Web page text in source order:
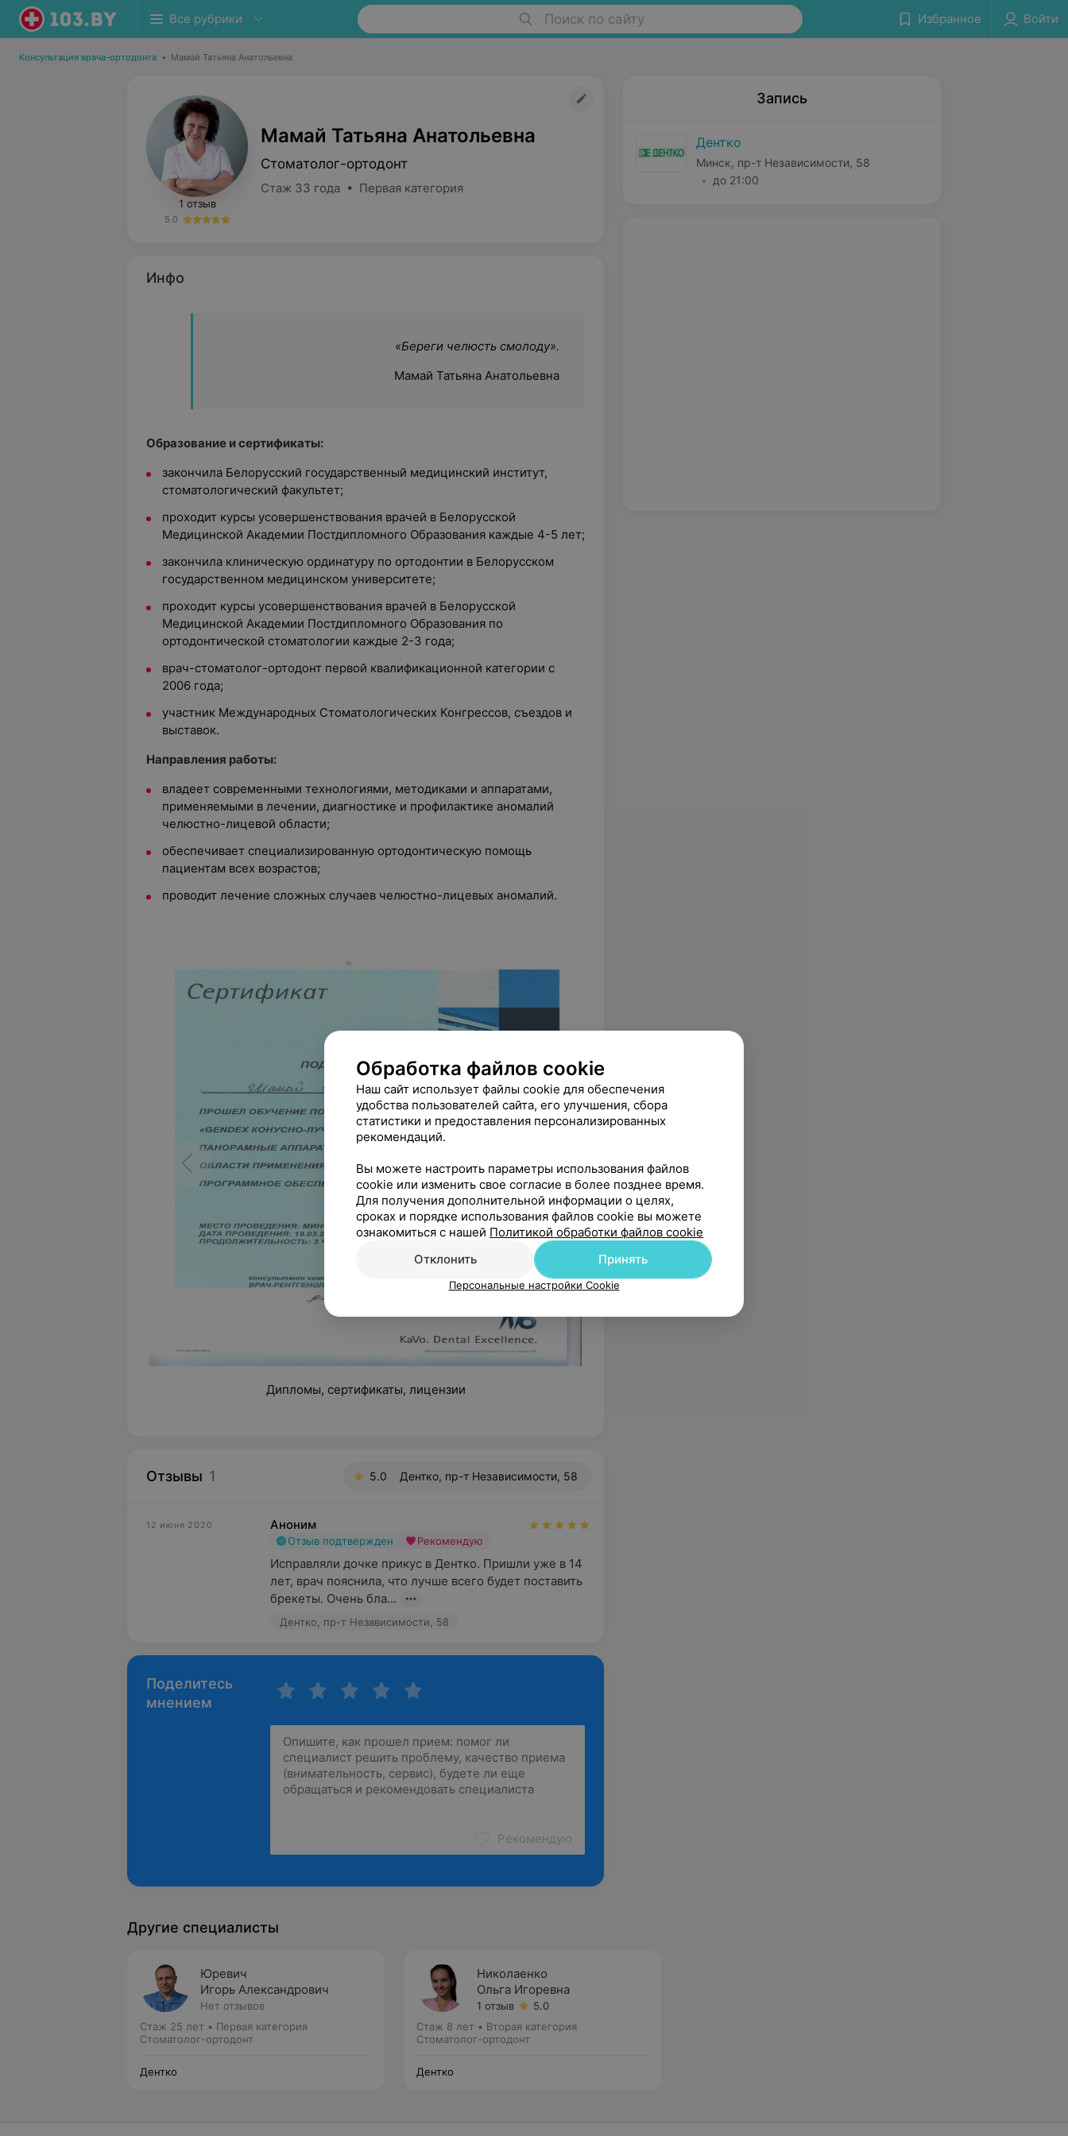
Все рубрики Поиск по сайту Избранное Войти
Консультация врача-ортодонта • Мамай Татьяна Анатольевна
1 отзыв
5.0
Мамай Татьяна Анатольевна
Стоматолог-ортодонт
Стаж 33 года • Первая категория
Инфо
«Береги челюсть смолоду».
Мамай Татьяна Анатольевна
Образование и сертификаты:
закончила Белорусский государственный медицинский институт,
стоматологический факультет;
проходит курсы усовершенствования врачей в Белорусской
Медицинской Академии Постдипломного Образования каждые 4-5 лет;
закончила клиническую ординатуру по ортодонтии в Белорусском
государственном медицинском университете;
проходит курсы усовершенствования врачей в Белорусской
Медицинской Академии Постдипломного Образования по
ортодонтической стоматологии каждые 2-3 года;
врач-стоматолог-ортодонт первой квалификационной категории с
2006 года;
участник Международных Стоматологических Конгрессов, съездов и
выставок.
Направления работы:
владеет современными технологиями, методиками и аппаратами,
применяемыми в лечении, диагностике и профилактике аномалий
челюстно-лицевой области;
обеспечивает специализированную ортодонтическую помощь
пациентам всех возрастов;
проводит лечение сложных случаев челюстно-лицевых аномалий.
Дипломы, сертификаты, лицензии
Отзывы 1 5.0 Дентко, пр-т Независимости, 58
12 июня 2020 Аноним
Отзыв подтвержден Рекомендую
Исправляли дочке прикус в Дентко. Пришли уже в 14
лет, врач пояснила, что лучше всего будет поставить
брекеты. Очень бла...
Дентко, пр-т Независимости, 58
Поделитесь
мнением
Рекомендую
Запись
Дентко
Минск, пр-т Независимости, 58
до 21:00
Другие специалисты
Юревич
Игорь Александрович
Нет отзывов
Стаж 25 лет • Первая категория
Стоматолог-ортодонт
Дентко
Николаенко
Ольга Игоревна
1 отзыв
5.0
Стаж 8 лет • Вторая категория
Стоматолог-ортодонт
Дентко
Обработка файлов cookie
Наш сайт использует файлы cookie для обеспечения
удобства пользователей сайта, его улучшения, сбора
статистики и предоставления персонализированных
рекомендаций.
Вы можете настроить параметры использования файлов
cookie или изменить свое согласие в более позднее время.
Для получения дополнительной информации о целях,
сроках и порядке использования файлов cookie вы можете
ознакомиться с нашей Политикой обработки файлов cookie
Отклонить
Принять
Персональные настройки Cookie